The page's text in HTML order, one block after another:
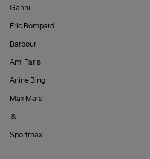
Ganni
Éric Bompard
Barbour
Ami Paris
Anine Bing
Max Mara
&
Sportmax